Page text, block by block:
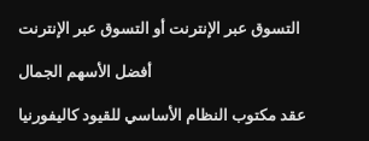
التسوق عبر الإنترنت أو التسوق عبر الإنترنت
أفضل الأسهم الجمال
عقد مكتوب النظام الأساسي للقيود كاليفورنيا